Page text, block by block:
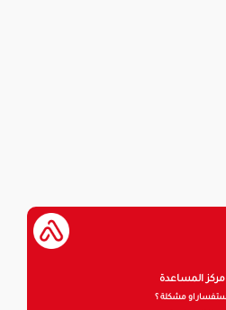
مركز المساعدة
او مشكلة ؟